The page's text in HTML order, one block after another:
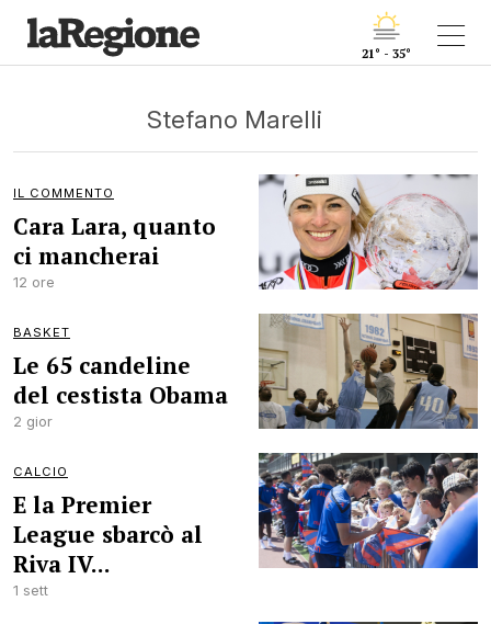
21° - 35°
Stefano Marelli
IL COMMENTO
Cara Lara, quanto
ci mancherai
12 ore
BASKET
Le 65 candeline
del cestista Obama
2 gior
CALCIO
E la Premier
League sbarcò al
Riva IV...
1 sett